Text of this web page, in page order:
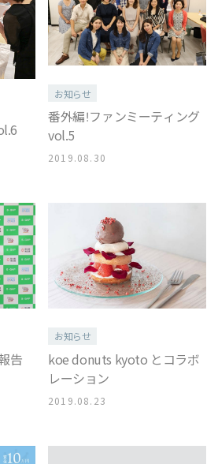
お知らせ
番外編！ファンミーティング
vol.5
2019.08.30
告
お知らせ
koe donuts kyoto とコラボ
レーション
2019.08.23